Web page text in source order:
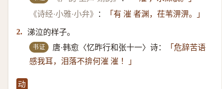
《诗经·小雅·小弁》
： 「有 漼 者渊，茌苇淠淠。」
2. 涕泣的样子。
书证 唐·韩愈〈忆昨行和张十一〉诗：
「危辞苦语
感我耳，泪落不揜何漼 漼 ！」
动